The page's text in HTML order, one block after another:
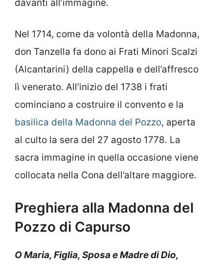
davanti all’immagine.
Nel 1714, come da volontà della Madonna,
don Tanzella fa dono ai Frati Minori Scalzi
(Alcantarini) della cappella e dell’affresco
lì venerato. All’inizio del 1738 i frati
cominciano a costruire il convento e la
basilica della Madonna del Pozzo, aperta
al culto la sera del 27 agosto 1778. La
sacra immagine in quella occasione viene
collocata nella Cona dell’altare maggiore.
Preghiera alla Madonna del
Pozzo di Capurso
O Maria, Figlia, Sposa e Madre di Dio,